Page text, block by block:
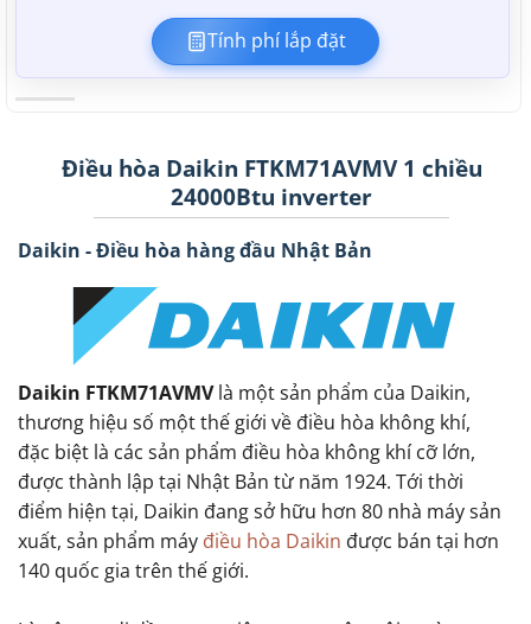
Tính phí lắp đặt
Điều hòa Daikin FTKM71AVMV 1 chiều
24000Btu inverter
Daikin - Điều hòa hàng đầu Nhật Bản
Daikin FTKM71AVMVlà một sản phẩm của Daikin,
thương hiệu số một thế giới về điều hòa không khí,
đặc biệt là các sản phẩm điều hòa không khí cỡ lớn,
được thành lập tại Nhật Bản từ năm 1924. Tới thời
điểm hiện tại, Daikin đang sở hữu hơn 80 nhà máy sản
xuất, sản phẩm máy điều hòa Daikin được bán tại hơn
140 quốc gia trên thế giới.